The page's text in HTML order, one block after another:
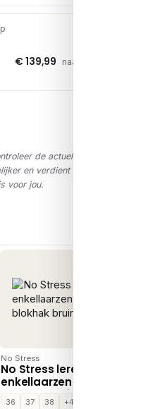
€ 139,99 naar shop →
de actuele prijs in de
en verdient via affiliate-
voor jou.
No Stress
No Stress leren
enkellaarzen met
blokhak bruin
36 37 38
+4